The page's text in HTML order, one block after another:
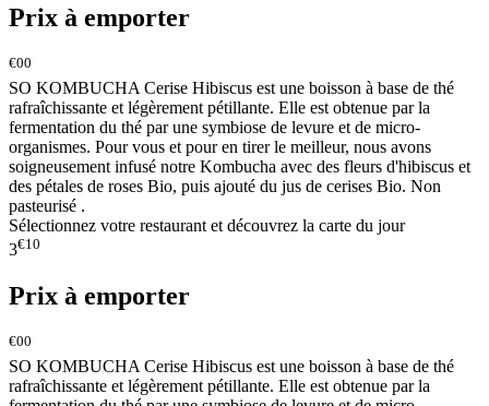
Prix à emporter
€00
SO KOMBUCHA Cerise Hibiscus est une boisson à base de thé
rafraîchissante et légèrement pétillante. Elle est obtenue par la
fermentation du thé par une symbiose de levure et de micro-
organismes. Pour vous et pour en tirer le meilleur, nous avons
soigneusement infusé notre Kombucha avec des fleurs d'hibiscus et
des pétales de roses Bio, puis ajouté du jus de cerises Bio. Non
pasteurisé .
Sélectionnez votre restaurant et découvrez la carte du jour
3€10
Prix à emporter
€00
SO KOMBUCHA Cerise Hibiscus est une boisson à base de thé
rafraîchissante et légèrement pétillante. Elle est obtenue par la